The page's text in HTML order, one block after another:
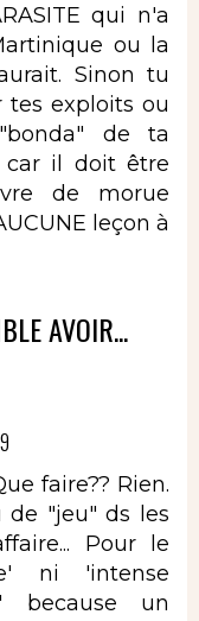
qui n'a
ou la
Sinon tu
tes exploits ou
de ta
car il doit être
de morue
leçon à
AVOIR...
faire?? Rien.
de "jeu" ds les
Pour le
ni 'intense
because un